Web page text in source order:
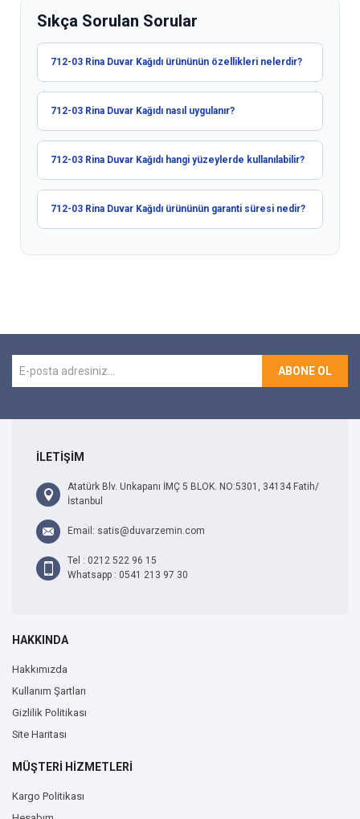
Sıkça Sorulan Sorular
712-03 Rina Duvar Kağıdı ürününün özellikleri nelerdir?
712-03 Rina Duvar Kağıdı nasıl uygulanır?
712-03 Rina Duvar Kağıdı hangi yüzeylerde kullanılabilir?
712-03 Rina Duvar Kağıdı ürününün garanti süresi nedir?
ABONE OL
İLETİŞİM
Atatürk Blv. Unkapanı İMÇ 5 BLOK. NO:5301, 34134 Fatih/
İstanbul
Email: satis@duvarzemin.com
Tel : 0212 522 96 15
Whatsapp : 0541 213 97 30
HAKKINDA
Hakkımızda
Kullanım Şartları
Gizlilik Politikası
Site Haritası
MÜŞTERİ HİZMETLERİ
Kargo Politikası